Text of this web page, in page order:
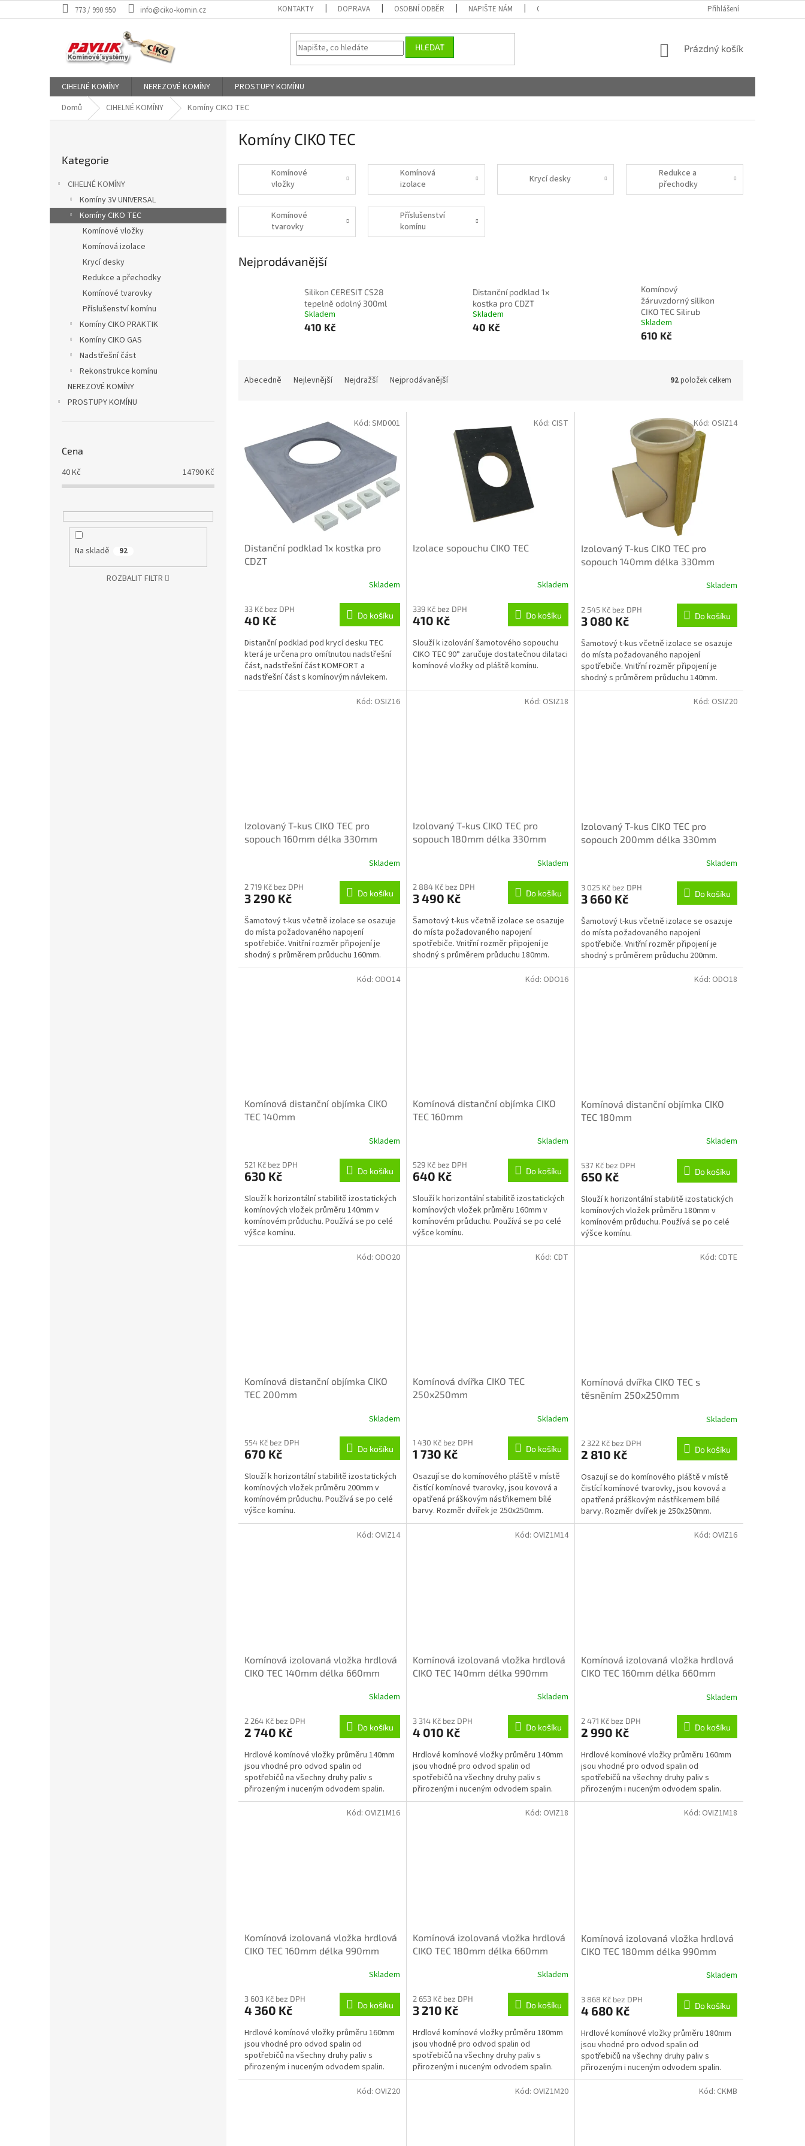
na
773 / 990 950 info@ciko-komin.cz KONTAKTY DOPRAVA OSOBNÍ ODBĚR NAPIŠTE NÁM OBCHODNÍ PODMÍNKY PODMÍNKY OCHRANY OSOBNÍCH ÚDAJŮ
Přihlášení
HLEDAT
NÁKUPNÍ
Prázdný košík
CIHELNÉ KOMÍNY NEREZOVÉ KOMÍNY
PROSTUPY KOMÍNU
Domů
CIHELNÉ KOMÍNY Komíny CIKO TEC
n
kategorie
Kategorie
CIHELNÉ KOMÍNY
Komíny 3V UNIVERSAL
Komíny CIKO TEC
Komínové vložky
Komínová izolace
Krycí desky
Redukce a přechodky
Komínové tvarovky
Příslušenství komínu
Komíny CIKO PRAKTIK
Komíny CIKO GAS
Nadstřešní část
Rekonstrukce komínu
NEREZOVÉ KOMÍNY
PROSTUPY KOMÍNU
Cena
40Kč 14790Kč
Na skladě 92
ROZBALIT FILTR
Komíny CIKO TEC
Komínové
vložky
Komínová
izolace
Krycí desky
Redukce a
přechodky
Komínové
tvarovky
Příslušenství
komínu
Nejprodávanější
Silikon CERESIT CS28
tepelně odolný 300ml
Skladem
410 Kč
Distanční podklad 1x
kostka pro CDZT
Skladem
40 Kč
Komínový
žáruvzdorný silikon
CIKO TEC Silirub
Skladem
610 Kč
p
Abecedně Nejlevnější Nejdražší Nejprodávanější 92položek celkem
p
Distanční podklad 1x kostka pro
CDZT
Skladem
33 Kč bez DPH
40 Kč Do košíku
Distanční podklad pod krycí desku TEC
která je určena pro omítnutou nadstřešní
část, nadstřešní část KOMFORT a
nadstřešní část s komínovým návlekem.
Kód: SMD001
Izolace sopouchu CIKO TEC
Skladem
339 Kč bez DPH
410 Kč Do košíku
Slouží k izolování šamotového sopouchu
CIKO TEC 90° zaručuje dostatečnou dilataci
komínové vložky od pláště komínu.
Kód: CIST
Izolovaný T-kus CIKO TEC pro
sopouch 140mm délka 330mm
Skladem
2 545 Kč bez DPH
3 080 Kč Do košíku
Šamotový t-kus včetně izolace se osazuje
do místa požadovaného napojení
spotřebiče. Vnitřní rozměr připojení je
shodný s průměrem průduchu 140mm.
Kód: OSIZ14
Izolovaný T-kus CIKO TEC pro
sopouch 160mm délka 330mm
Skladem
2 719 Kč bez DPH
3 290 Kč Do košíku
Šamotový t-kus včetně izolace se osazuje
do místa požadovaného napojení
spotřebiče. Vnitřní rozměr připojení je
shodný s průměrem průduchu 160mm.
Kód: OSIZ16
Izolovaný T-kus CIKO TEC pro
sopouch 180mm délka 330mm
Skladem
2 884 Kč bez DPH
3 490 Kč Do košíku
Šamotový t-kus včetně izolace se osazuje
do místa požadovaného napojení
spotřebiče. Vnitřní rozměr připojení je
shodný s průměrem průduchu 180mm.
Kód: OSIZ18
Izolovaný T-kus CIKO TEC pro
sopouch 200mm délka 330mm
Skladem
3 025 Kč bez DPH
3 660 Kč Do košíku
Šamotový t-kus včetně izolace se osazuje
do místa požadovaného napojení
spotřebiče. Vnitřní rozměr připojení je
shodný s průměrem průduchu 200mm.
Kód: OSIZ20
Komínová distanční objímka CIKO
TEC 140mm
Skladem
521 Kč bez DPH
630 Kč Do košíku
Slouží k horizontální stabilitě izostatických
komínových vložek průměru 140mm v
komínovém průduchu. Používá se po celé
výšce komínu.
Kód: ODO14
Komínová distanční objímka CIKO
TEC 160mm
Skladem
529 Kč bez DPH
640 Kč Do košíku
Slouží k horizontální stabilitě izostatických
komínových vložek průměru 160mm v
komínovém průduchu. Používá se po celé
výšce komínu.
Kód: ODO16
Komínová distanční objímka CIKO
TEC 180mm
Skladem
537 Kč bez DPH
650 Kč Do košíku
Slouží k horizontální stabilitě izostatických
komínových vložek průměru 180mm v
komínovém průduchu. Používá se po celé
výšce komínu.
Kód: ODO18
Komínová distanční objímka CIKO
TEC 200mm
Skladem
554 Kč bez DPH
670 Kč Do košíku
Slouží k horizontální stabilitě izostatických
komínových vložek průměru 200mm v
komínovém průduchu. Používá se po celé
výšce komínu.
Kód: ODO20
Komínová dvířka CIKO TEC
250x250mm
Skladem
1 430 Kč bez DPH
1 730 Kč Do košíku
Osazují se do komínového pláště v místě
čistící komínové tvarovky, jsou kovová a
opatřená práškovým nástřikemem bílé
barvy. Rozměr dvířek je 250x250mm.
Kód: CDT
Komínová dvířka CIKO TEC s
těsněním 250x250mm
Skladem
2 322 Kč bez DPH
2 810 Kč Do košíku
Osazují se do komínového pláště v místě
čistící komínové tvarovky, jsou kovová a
opatřená práškovým nástřikemem bílé
barvy. Rozměr dvířek je 250x250mm.
Kód: CDTE
Komínová izolovaná vložka hrdlová
CIKO TEC 140mm délka 660mm
Skladem
2 264 Kč bez DPH
2 740 Kč Do košíku
Hrdlové komínové vložky průměru 140mm
jsou vhodné pro odvod spalin od
spotřebičů na všechny druhy paliv s
přirozeným i nuceným odvodem spalin.
Kód: OVIZ14
Komínová izolovaná vložka hrdlová
CIKO TEC 140mm délka 990mm
Skladem
3 314 Kč bez DPH
4 010 Kč Do košíku
Hrdlové komínové vložky průměru 140mm
jsou vhodné pro odvod spalin od
spotřebičů na všechny druhy paliv s
přirozeným i nuceným odvodem spalin.
Kód: OVIZ1M14
Komínová izolovaná vložka hrdlová
CIKO TEC 160mm délka 660mm
Skladem
2 471 Kč bez DPH
2 990 Kč Do košíku
Hrdlové komínové vložky průměru 160mm
jsou vhodné pro odvod spalin od
spotřebičů na všechny druhy paliv s
přirozeným i nuceným odvodem spalin.
Kód: OVIZ16
Komínová izolovaná vložka hrdlová
CIKO TEC 160mm délka 990mm
Skladem
3 603 Kč bez DPH
4 360 Kč Do košíku
Hrdlové komínové vložky průměru 160mm
jsou vhodné pro odvod spalin od
spotřebičů na všechny druhy paliv s
přirozeným i nuceným odvodem spalin.
Kód: OVIZ1M16
Komínová izolovaná vložka hrdlová
CIKO TEC 180mm délka 660mm
Skladem
2 653 Kč bez DPH
3 210 Kč Do košíku
Hrdlové komínové vložky průměru 180mm
jsou vhodné pro odvod spalin od
spotřebičů na všechny druhy paliv s
přirozeným i nuceným odvodem spalin.
Kód: OVIZ18
Komínová izolovaná vložka hrdlová
CIKO TEC 180mm délka 990mm
Skladem
3 868 Kč bez DPH
4 680 Kč Do košíku
Hrdlové komínové vložky průměru 180mm
jsou vhodné pro odvod spalin od
spotřebičů na všechny druhy paliv s
přirozeným i nuceným odvodem spalin.
Kód: OVIZ1M18
Kód: OVIZ20 Kód: OVIZ1M20 Kód: CKMB